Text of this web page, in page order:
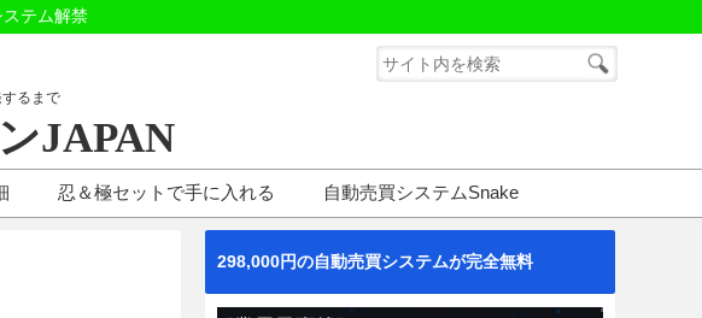
テム解禁
るまで
JAPAN
忍＆極セットで手に入れる 自動売買システムSnake
298,000円の自動売買システムが完全無料